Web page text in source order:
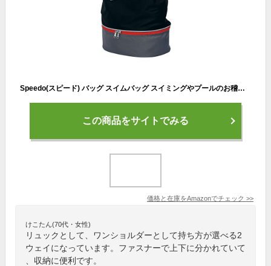
Speedo(スピード) バッグ スイムバッグ スイミングやプールのお稽古用に 水泳 ユニセックス ブラック/グレイ ONESIZE
この商品をサイトでみる
価格と在庫をAmazonでチェック >>
けこたん(70代・女性)
リュックとして、ワンショルダーとして持ち方が選べる2
ウェイになっています。ファスナーで上下に分かれていて
、収納に便利です。